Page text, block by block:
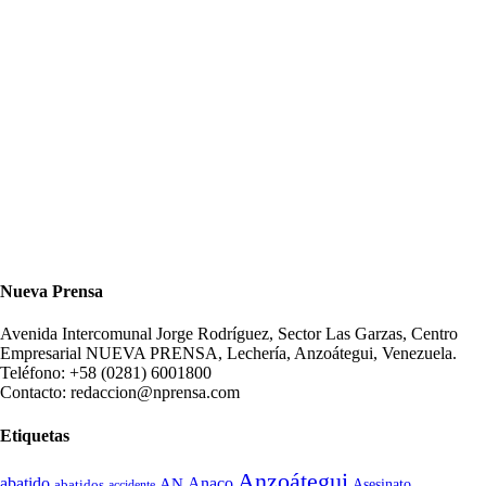
Nueva Prensa
Avenida Intercomunal Jorge Rodríguez, Sector Las Garzas, Centro
Empresarial NUEVA PRENSA, Lechería, Anzoátegui, Venezuela.
Teléfono: +58 (0281) 6001800
Contacto: redaccion@nprensa.com
Etiquetas